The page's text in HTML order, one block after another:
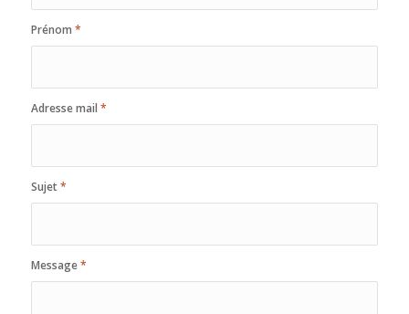
Prénom *
Adresse mail *
Sujet*
Message*